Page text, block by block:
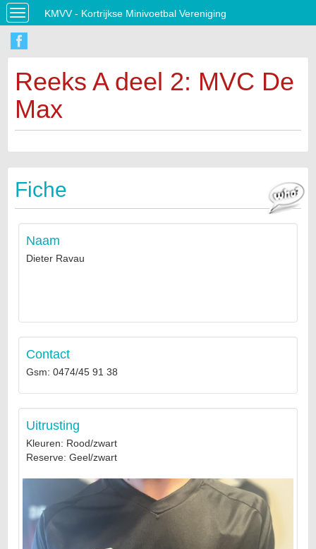
Toggle
navigation
KMVV - Kortrijkse Minivoetbal Vereniging
Reeks A deel 2: MVC De
Max
Fiche
Naam
Dieter Ravau
Contact
Gsm: 0474/45 91 38
Uitrusting
Kleuren: Rood/zwart
Reserve: Geel/zwart